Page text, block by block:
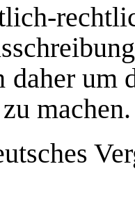
daher um
machen.